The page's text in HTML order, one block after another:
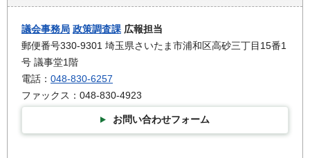
議会事務局 政策調査課 広報担当
郵便番号330-9301 埼玉県さいたま市浦和区高砂三丁目15番1
号 議事堂1階
電話： 048-830-6257
ファックス：048-830-4923
お問い合わせフォーム